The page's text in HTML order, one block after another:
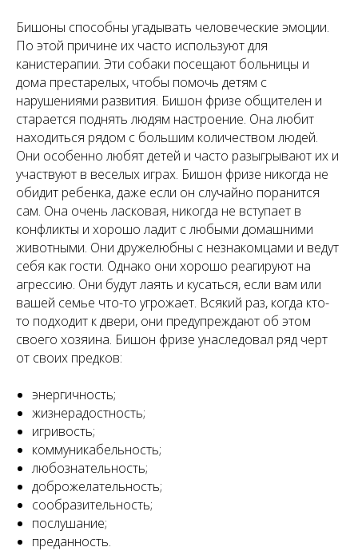
Бишоны способны угадывать человеческие эмоции.
По этой причине их часто используют для
канистерапии. Эти собаки посещают больницы и
дома престарелых, чтобы помочь детям с
нарушениями развития. Бишон фризе общителен и
старается поднять людям настроение. Она любит
находиться рядом с большим количеством людей.
Они особенно любят детей и часто разыгрывают их и
участвуют в веселых играх. Бишон фризе никогда не
обидит ребенка, даже если он случайно поранится
сам. Она очень ласковая, никогда не вступает в
конфликты и хорошо ладит с любыми домашними
животными. Они дружелюбны с незнакомцами и ведут
себя как гости. Однако они хорошо реагируют на
агрессию. Они будут лаять и кусаться, если вам или
вашей семье что-то угрожает. Всякий раз, когда кто-
то подходит к двери, они предупреждают об этом
своего хозяина. Бишон фризе унаследовал ряд черт
от своих предков:
энергичность;
жизнерадостность;
игривость;
коммуникабельность;
любознательность;
доброжелательность;
сообразительность;
послушание;
преданность.